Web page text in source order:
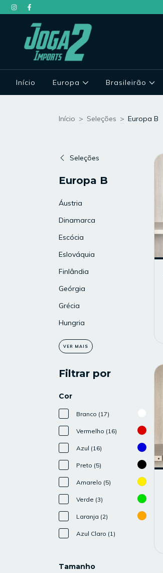
Início Europa Brasileirão
Início > Seleções > Europa B
Seleções
Europa B
Áustria
Dinamarca
Escócia
Eslováquia
Finlândia
Geórgia
Grécia
Hungria
VER MAIS
Filtrar por
Cor
Branco (17)
Vermelho (16)
Azul (16)
Preto (5)
Amarelo (5)
Verde (3)
Laranja (2)
Azul Claro (1)
Tamanho